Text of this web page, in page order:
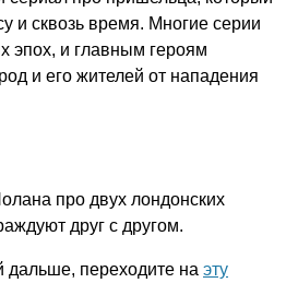
и сквозь время. Многие серии
эпох, и главным героям
и его жителей от нападения
про двух лондонских
друг с другом.
дальше, переходите на эту